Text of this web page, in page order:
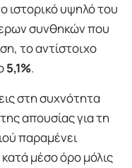
ιστορικό υψηλό του
συνθηκών που
το αντίστοιχο
5,1%.
στη συχνότητα
απουσίας για τη
παραμένει
μέσο όρο μόλις